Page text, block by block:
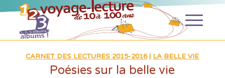
CARNET DES LECTURES 2015-2016| LA BELLE VIE
Poésies sur la belle vie